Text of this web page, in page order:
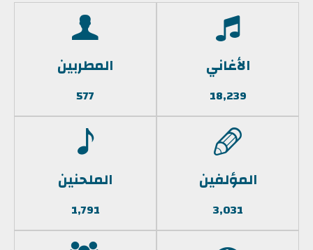
الأغاني
18,239
المطربين
577
المؤلفين
3,031
الملحنين
1,791